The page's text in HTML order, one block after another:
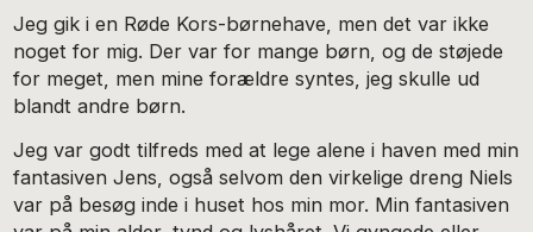
Jeg gik i en Røde Kors-børnehave, men det var ikke
noget for mig. Der var for mange børn, og de støjede
for meget, men mine forældre syntes, jeg skulle ud
blandt andre børn.
Jeg var godt tilfreds med at lege alene i haven med min
fantasiven Jens, også selvom den virkelige dreng Niels
var på besøg inde i huset hos min mor. Min fantasiven